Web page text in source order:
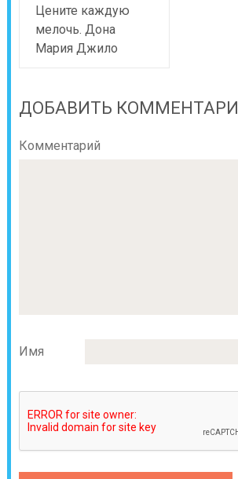
Цените каждую
мелочь. Дона
Мария Джило
ДОБАВИТЬ
Комментарий
Имя